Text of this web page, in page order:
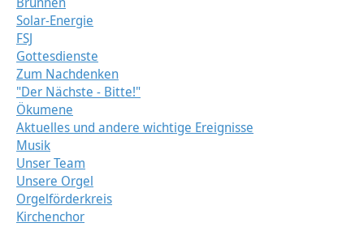
Solar-Energie
FSJ
Gottesdienste
Zum Nachdenken
"Der Nächste - Bitte!"
Ökumene
Aktuelles und andere wichtige Ereignisse
Musik
Unser Team
Unsere Orgel
Orgelförderkreis
Kirchenchor